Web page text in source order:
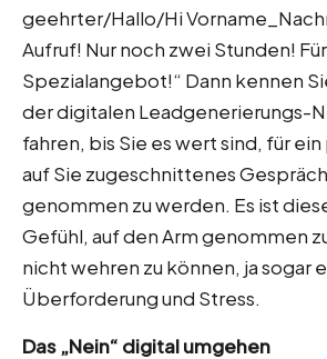
geehrter/Hallo/Hi
Aufruf! Nur noch zwei Stunden!
Spezialangebot!“ Dann kennen
der digitalen Leadgenerierungs-
fahren, bis Sie es wert sind, für
auf Sie zugeschnittenes
genommen zu werden. Es ist
Gefühl, auf den Arm genommen
nicht wehren zu können, ja sogar
Überforderung und Stress.
Das „Nein“ digital umgehen